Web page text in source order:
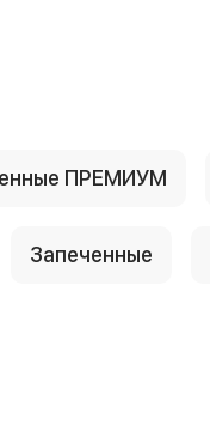
ПРЕМИУМ
Запеченные